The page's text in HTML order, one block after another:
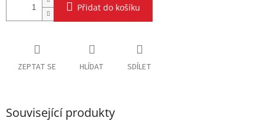
Přidat do košíku
ZEPTAT SE HLÍDAT SDÍLET
Související produkty